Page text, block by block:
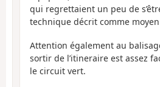
qui regrettaient un peu de
technique décrit comme
Attention également au
sortir de l’itineraire est assez
le circuit vert.